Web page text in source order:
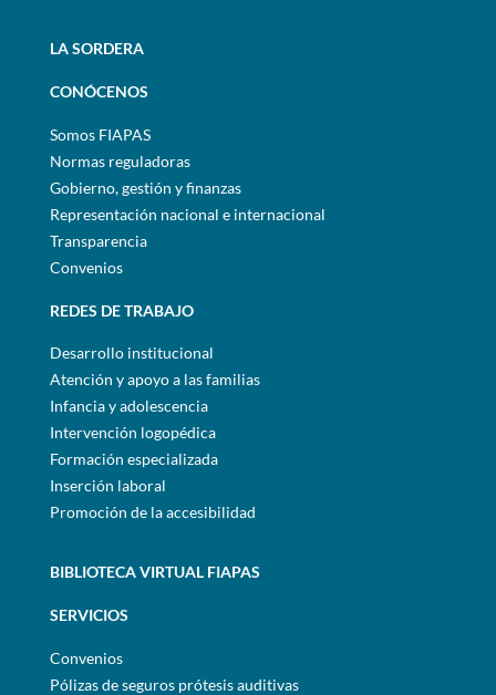
LA SORDERA
CONÓCENOS
Somos FIAPAS
Normas reguladoras
Gobierno, gestión y finanzas
Representación nacional e internacional
Transparencia
Convenios
REDES DE TRABAJO
Desarrollo institucional
Atención y apoyo a las familias
Infancia y adolescencia
Intervención logopédica
Formación especializada
Inserción laboral
Promoción de la accesibilidad
BIBLIOTECA VIRTUAL FIAPAS
SERVICIOS
Convenios
Pólizas de seguros prótesis auditivas